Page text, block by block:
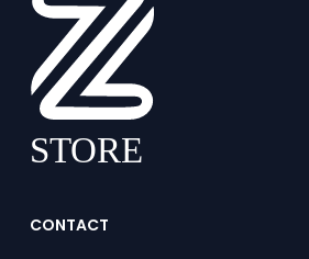
CONTACT